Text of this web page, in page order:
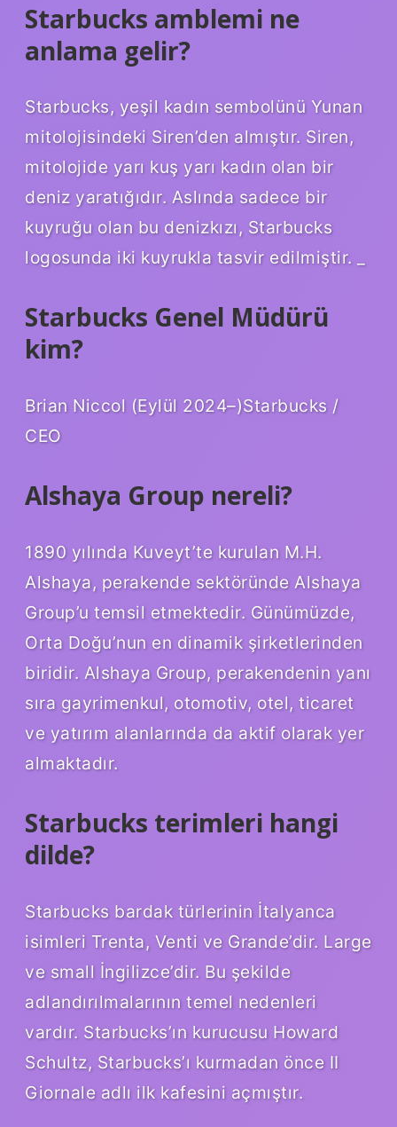
Starbucks amblemi ne
anlama gelir?
Starbucks, yeşil kadın sembolünü Yunan
mitolojisindeki Siren’den almıştır. Siren,
mitolojide yarı kuş yarı kadın olan bir
deniz yaratığıdır. Aslında sadece bir
kuyruğu olan bu denizkızı, Starbucks
logosunda iki kuyrukla tasvir edilmiştir. _
Starbucks Genel Müdürü
kim?
Brian Niccol (Eylül 2024–)Starbucks /
CEO
Alshaya Group nereli?
1890 yılında Kuveyt’te kurulan M.H.
Alshaya, perakende sektöründe Alshaya
Group’u temsil etmektedir. Günümüzde,
Orta Doğu’nun en dinamik şirketlerinden
biridir. Alshaya Group, perakendenin yanı
sıra gayrimenkul, otomotiv, otel, ticaret
ve yatırım alanlarında da aktif olarak yer
almaktadır.
Starbucks terimleri hangi
dilde?
Starbucks bardak türlerinin İtalyanca
isimleri Trenta, Venti ve Grande’dir. Large
ve small İngilizce’dir. Bu şekilde
adlandırılmalarının temel nedenleri
vardır. Starbucks’ın kurucusu Howard
Schultz, Starbucks’ı kurmadan önce II
Giornale adlı ilk kafesini açmıştır.